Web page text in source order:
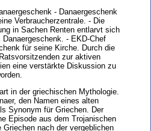
- Danaergeschenk
Verbraucherzentrale. - Die
in Sachen Renten entlarvt sich
- EKD-Chef
für seine Kirche. Durch die
zur aktiven
eine verstärkte Diskussion zu
in der griechischen Mythologie.
den Namen eines alten
Synonym für Griechen. Der
Episode aus dem Trojanischen
nach der vergeblichen